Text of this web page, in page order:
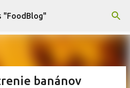
na hlavný obsah
"FoodBlog"
banánov